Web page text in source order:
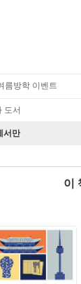
름방학 이벤트
도서
서만
이